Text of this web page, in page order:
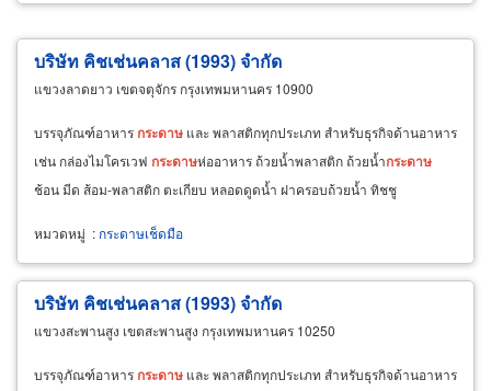
บริษัท คิชเช่นคลาส (1993) จำกัด
แขวงลาดยาว เขตจตุจักร กรุงเทพมหานคร 10900
บรรจุภัณฑ์อาหาร กระดาษ และ พลาสติกทุกประเภท สำหรับธุรกิจด้านอาหาร
เช่น กล่องไมโครเวฟ กระดาษห่ออาหาร ถ้วยน้ำพลาสติก ถ้วยน้ำกระดาษ
ช้อน มีด ส้อม-พลาสติก ตะเกียบ หลอดดูดน้ำ ฝาครอบถ้วยน้ำ ทิชชู
หมวดหมู่ : กระดาษเช็ดมือ
บริษัท คิชเช่นคลาส (1993) จำกัด
แขวงสะพานสูง เขตสะพานสูง กรุงเทพมหานคร 10250
บรรจุภัณฑ์อาหาร กระดาษ และ พลาสติกทุกประเภท สำหรับธุรกิจด้านอาหาร